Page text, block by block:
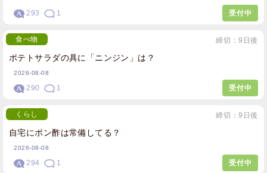
293 1 受付中
ポテトサラダの具に「ニンジン」は？
締切：9日後
食べ物
2026-08-08
290 1 受付中
自宅にポン酢は常備してる？
締切：9日後
くらし
2026-08-08
294 1 受付中